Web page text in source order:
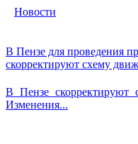
Новости
В Пензе для проведения
скорректируют схему
В Пензе скорректируют
Изменения...